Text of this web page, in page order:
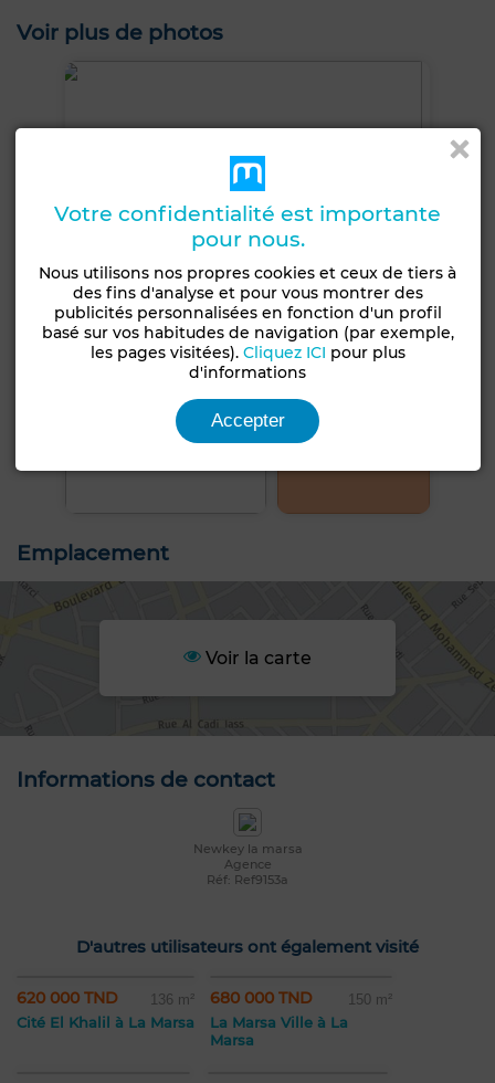
Voir plus de photos
+11 PHOTOS
Emplacement
Voir la carte
Informations de contact
Newkey la marsa
Agence
Réf: Ref9153a
D'autres utilisateurs ont également visité
620 000 TND 136 m²
Cité El Khalil à La Marsa
680 000 TND 150 m²
La Marsa Ville à La
Marsa
Votre confidentialité est importante
pour nous.
Nous utilisons nos propres cookies et ceux de tiers à
des fins d'analyse et pour vous montrer des
publicités personnalisées en fonction d'un profil
basé sur vos habitudes de navigation (par exemple,
les pages visitées). Cliquez ICI pour plus
d'informations
Accepter